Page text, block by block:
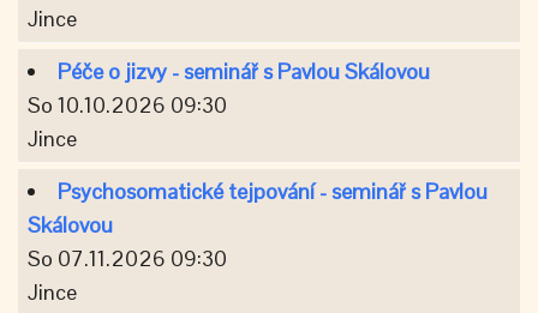
Jince
Péče o jizvy - seminář s Pavlou Skálovou
So 10.10.2026 09:30
Jince
Psychosomatické tejpování - seminář s Pavlou
Skálovou
So 07.11.2026 09:30
Jince